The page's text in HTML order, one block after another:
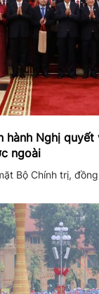
hành Nghị
ngoài
Bộ Chính trị,